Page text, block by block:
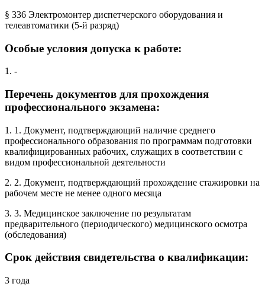
§ 336 Электромонтер диспетчерского оборудования и
телеавтоматики (5-й разряд)
Особые условия допуска к работе:
1. -
Перечень документов для прохождения
профессионального экзамена:
1. 1. Документ, подтверждающий наличие среднего
профессионального образования по программам подготовки
квалифицированных рабочих, служащих в соответствии с
видом профессиональной деятельности
2. 2. Документ, подтверждающий прохождение стажировки на
рабочем месте не менее одного месяца
3. 3. Медицинское заключение по результатам
предварительного (периодического) медицинского осмотра
(обследования)
Срок действия свидетельства о квалификации:
3 года